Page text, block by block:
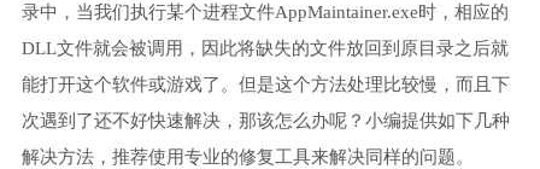
录中，当我们执行某个进程文件AppMaintainer.exe时，相应的
DLL文件就会被调用，因此将缺失的文件放回到原目录之后就
能打开这个软件或游戏了。但是这个方法处理比较慢，而且下
次遇到了还不好快速解决，那该怎么办呢？小编提供如下几种
解决方法，推荐使用专业的修复工具来解决同样的问题。